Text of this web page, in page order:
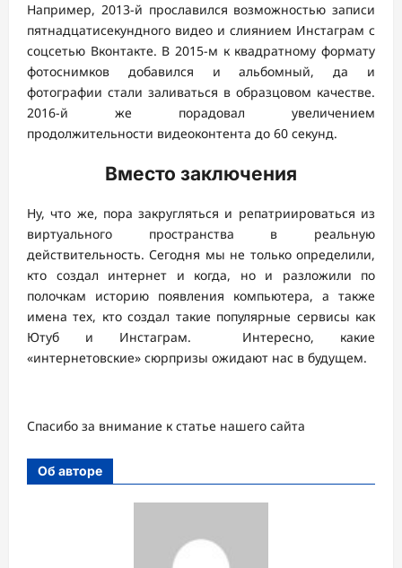
Например, 2013-й прославился возможностью записи
пятнадцатисекундного видео и слиянием Инстаграм с
соцсетью Вконтакте. В 2015-м к квадратному формату
фотоснимков добавился и альбомный, да и
фотографии стали заливаться в образцовом качестве.
2016-й же порадовал увеличением
продолжительности видеоконтента до 60 секунд.
Вместо заключения
Ну, что же, пора закругляться и репатриироваться из
виртуального пространства в реальную
действительность. Сегодня мы не только определили,
кто создал интернет и когда, но и разложили по
полочкам историю появления компьютера, а также
имена тех, кто создал такие популярные сервисы как
Ютуб и Инстаграм. Интересно, какие
«интернетовские» сюрпризы ожидают нас в будущем.
Спасибо за внимание к статье нашего сайта
Об авторе